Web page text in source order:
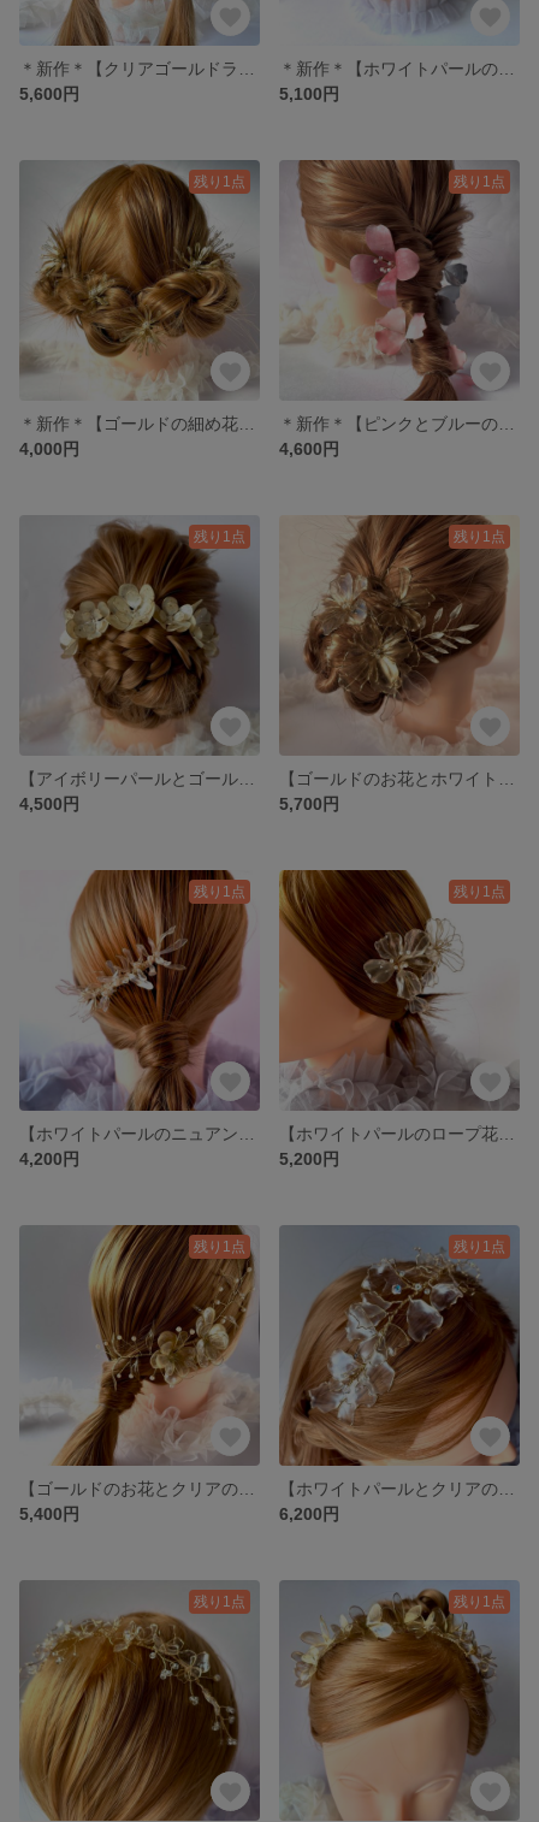
5,600円
5,100円
残り1点
4,000円
残り1点
4,600円
残り1点
4,500円
残り1点
5,700円
残り1点
4,200円
残り1点
5,200円
残り1点
5,400円
残り1点
6,200円
残り1点 残り1点